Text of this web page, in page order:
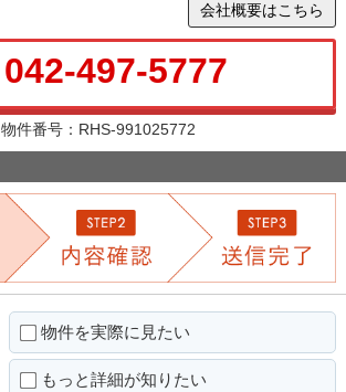
会社概要はこちら
042-497-5777
物件番号：RHS-991025772
物件を実際に見たい
もっと詳細が知りたい